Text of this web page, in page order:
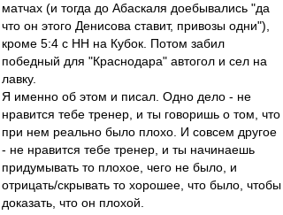
матчах (и тогда до Абаскаля доебывались "да
что он этого Денисова ставит, привозы одни"),
кроме 5:4 с НН на Кубок. Потом забил
победный для "Краснодара" автогол и сел на
лавку.
Я именно об этом и писал. Одно дело - не
нравится тебе тренер, и ты говоришь о том, что
при нем реально было плохо. И совсем другое
- не нравится тебе тренер, и ты начинаешь
придумывать то плохое, чего не было, и
отрицать/скрывать то хорошее, что было, чтобы
доказать, что он плохой.